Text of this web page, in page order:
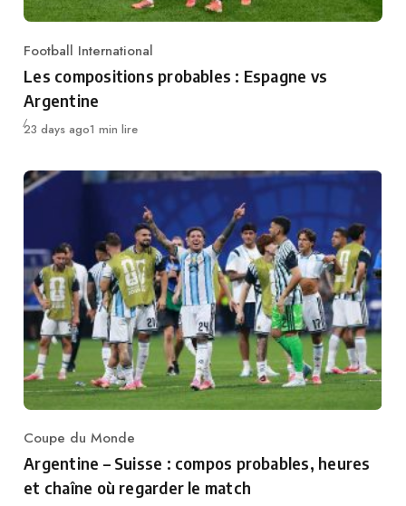
Category
Football International
Les compositions probables : Espagne vs
Argentine
Publié
23 days ago1 min lire
Category
Coupe du Monde
Argentine – Suisse : compos probables, heures
et chaîne où regarder le match